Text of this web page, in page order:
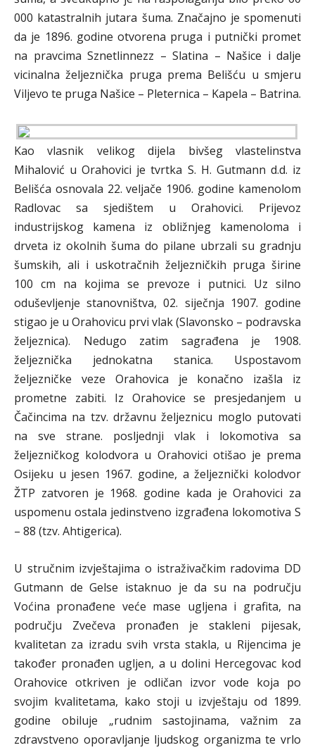
000 katastralnih jutara šuma. Značajno je spomenuti
da je 1896. godine otvorena pruga i putnički promet
na pravcima Sznetlinnezz – Slatina – Našice i dalje
vicinalna željeznička pruga prema Belišću u smjeru
Viljevo te pruga Našice – Pleternica – Kapela – Batrina.
Kao vlasnik velikog dijela bivšeg vlastelinstva
Mihalović u Orahovici je tvrtka S. H. Gutmann d.d. iz
Belišća osnovala 22. veljače 1906. godine kamenolom
Radlovac sa sjedištem u Orahovici. Prijevoz
industrijskog kamena iz obližnjeg kamenoloma i
drveta iz okolnih šuma do pilane ubrzali su gradnju
šumskih, ali i uskotračnih željezničkih pruga širine
100 cm na kojima se prevoze i putnici. Uz silno
oduševljenje stanovništva, 02. siječnja 1907. godine
stigao je u Orahovicu prvi vlak (Slavonsko – podravska
željeznica). Nedugo zatim sagrađena je 1908.
željeznička jednokatna stanica. Uspostavom
željezničke veze Orahovica je konačno izašla iz
prometne zabiti. Iz Orahovice se presjedanjem u
Čačincima na tzv. državnu željeznicu moglo putovati
na sve strane. posljednji vlak i lokomotiva sa
željezničkog kolodvora u Orahovici otišao je prema
Osijeku u jesen 1967. godine, a željeznički kolodvor
ŽTP zatvoren je 1968. godine kada je Orahovici za
uspomenu ostala jedinstveno izgrađena lokomotiva S
– 88 (tzv. Ahtigerica).
U stručnim izvještajima o istraživačkim radovima DD
Gutmann de Gelse istaknuo je da su na području
Voćina pronađene veće mase ugljena i grafita, na
području Zvečeva pronađen je stakleni pijesak,
kvalitetan za izradu svih vrsta stakla, u Rijencima je
također pronađen ugljen, a u dolini Hercegovac kod
Orahovice otkriven je odličan izvor vode koja po
svojim kvalitetama, kako stoji u izvještaju od 1899.
godine obiluje „rudnim sastojinama, važnim za
zdravstveno oporavljanje ljudskog organizma te vrlo